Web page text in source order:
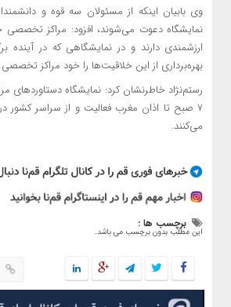
وی بابیان اینکه از مسئولان سه قوه و
نمایشگاه دعوت می‌شوند، افزود: مراکز تخصصی
ارزشمندی دارند و در نمایشگاهی که در آینده
بهره‌برداری از این خلاقیت‌ها را خود مراکز
رستم‌نژاد خاطرنشان کرد: نمایشگاه دستاوردهای
۷ صبح تا اذان مغرب فعالیت و از سراسر کشور
می‌کنند.
برچسب ها :
این مطلب بدون برچسب می باشد.